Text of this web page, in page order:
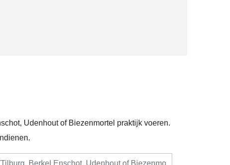
Udenhout of Biezenmortel praktijk voeren.